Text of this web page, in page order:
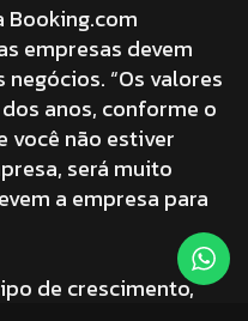
empresas devem
“Os valores
anos, conforme o
você não estiver
será muito
a empresa para
de crescimento,